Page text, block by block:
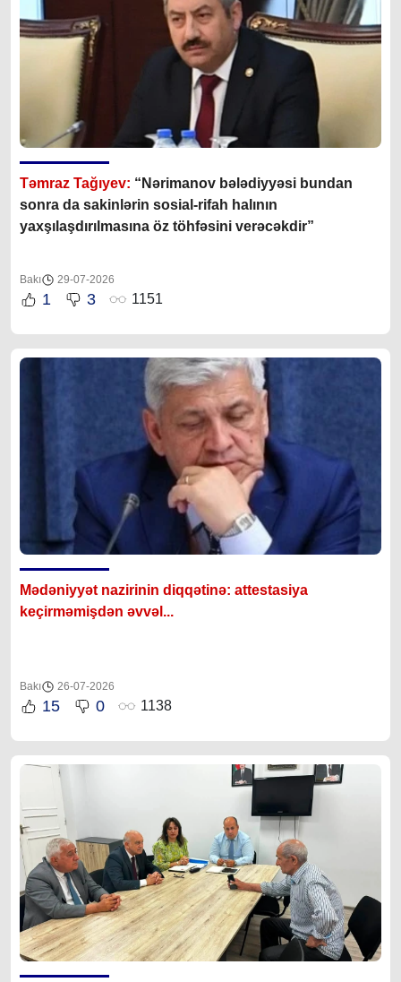
Təmraz Tağıyev: “Nərimanov bələdiyyəsi bundan
sonra da sakinlərin sosial-rifah halının
yaxşılaşdırılmasına öz töhfəsini verəcəkdir”
Bakı 29-07-2026
1 3 1151
Mədəniyyət nazirinin diqqətinə: attestasiya
keçirməmişdən əvvəl...
Bakı 26-07-2026
15 0 1138